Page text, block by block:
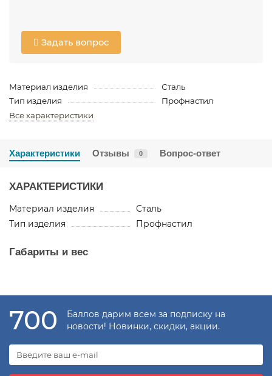
Задать вопрос
Материал изделия
Сталь
Тип изделия
Профнастил
Все характеристики
Характеристики Отзывы 0 Вопрос-ответ
ХАРАКТЕРИСТИКИ
Материал изделия
Сталь
Тип изделия
Профнастил
Габариты и вес
700
Баллов дарим всем за подписку на
новости! Новинки, скидки, акции.